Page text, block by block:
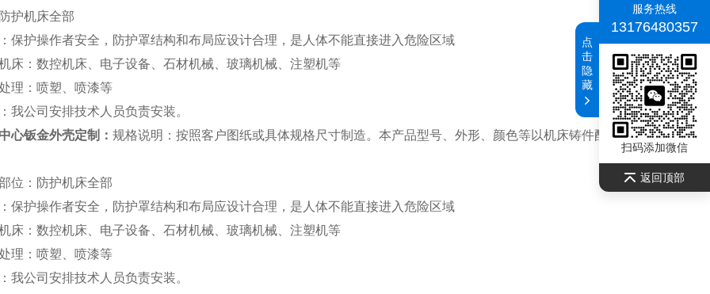
护机床全部
保护操作者安全，防护罩结构和布局应设计合理，是人体不能直接进入危险区域
床：数控机床、电子设备、石材机械、玻璃机械、注塑机等
理：喷塑、喷漆等
我公司安排技术人员负责安装。
心钣金外壳定制 ： 规格说明：按照客户图纸或具体规格尺寸制造。本产品型号、外形、颜色等以机床铸件配套为准量身定
位：防护机床全部
保护操作者安全，防护罩结构和布局应设计合理，是人体不能直接进入危险区域
床：数控机床、电子设备、石材机械、玻璃机械、注塑机等
理：喷塑、喷漆等
我公司安排技术人员负责安装。
服务热线
13176480357
扫码添加微信
返回顶部
点
击
隐
藏